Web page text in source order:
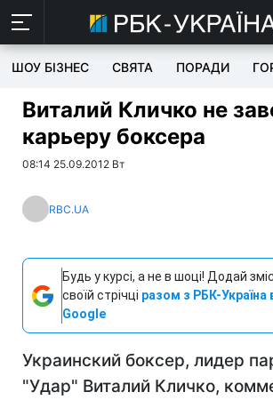
ШОУ БІЗНЕС СВЯТА ПОРАДИ
Виталий Кличко не
карьеру боксера
08:14 25.09.2012 Вт
RBC.UA
Будь у курсі, а не в шоці! Додай
своїй стрічці разом з РБК-Україна
Google
Украинский боксер, лидер
"Удар" Виталий Кличко,